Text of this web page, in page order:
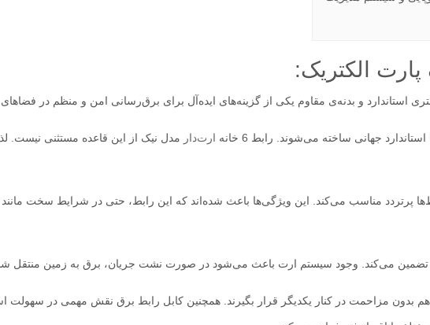
جهانی ساخته می‌شوند. رابط 6 خانه ارت‌دار مدل نیک از این قاعده مستثنی نیست.
پرتردد مناسب می‌کند. این ویژگی‌ها باعث شده‌اند که این رابط، حتی در شرایط سخت مانند